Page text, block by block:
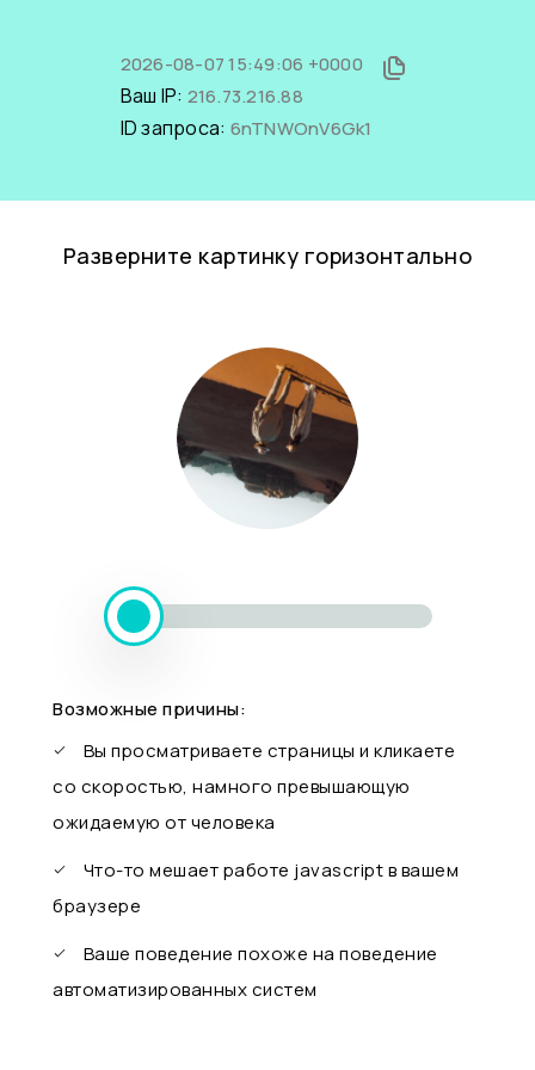
2026-08-07 15:49:06 +0000
Ваш IP: 216.73.216.88
ID запроса: 6nTNWOnV6Gk1
Разверните картинку горизонтально
Возможные причины:
Вы просматриваете страницы и кликаете
со скоростью, намного превышающую
ожидаемую от человека
Что-то мешает работе javascript в вашем
браузере
Ваше поведение похоже на поведение
автоматизированных систем